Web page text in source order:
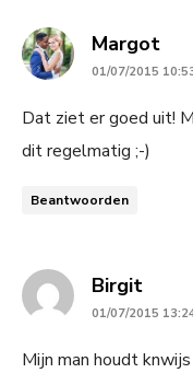
Margotsays:
01/07/2015
Dat ziet er goed uit!
dit regelmatig ;-)
Beantwoorden
Birgitsays:
01/07/2015
Mijn man houdt